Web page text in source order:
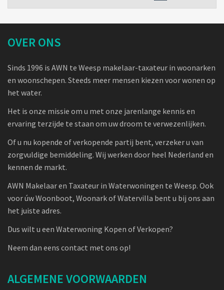
OVER ONS
Sinds 1996 is AWN te Weesp makelaar-taxateur in woonarken
en woonschepen. Steeds meer mensen kiezen voor wonen op
het water.
Het is onze missie om u met onze jarenlange kennis en
ervaring terzijde te staan om uw droom te verwezenlijken.
Of u nu kopende of verkopende partij bent, verzeker u van
zorgvuldige bemiddeling. Wij werken door heel Nederland en
kennen de markt.
AWN Makelaar en Taxateur in Waterwoningen te Weesp. Ook
voor úw Woonboot, Woonark of Watervilla bent u bij ons aan
het juiste adres.
Dus wilt u een Waterwoning Kopen of Verkopen?
Neem dan eens contact met ons op!
ALGEMENE VOORWAARDEN